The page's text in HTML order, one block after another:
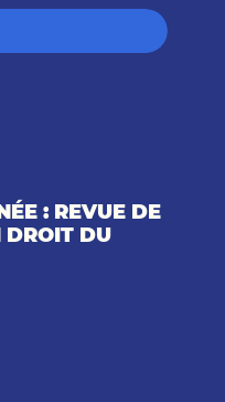
: REVUE DE
DROIT DU